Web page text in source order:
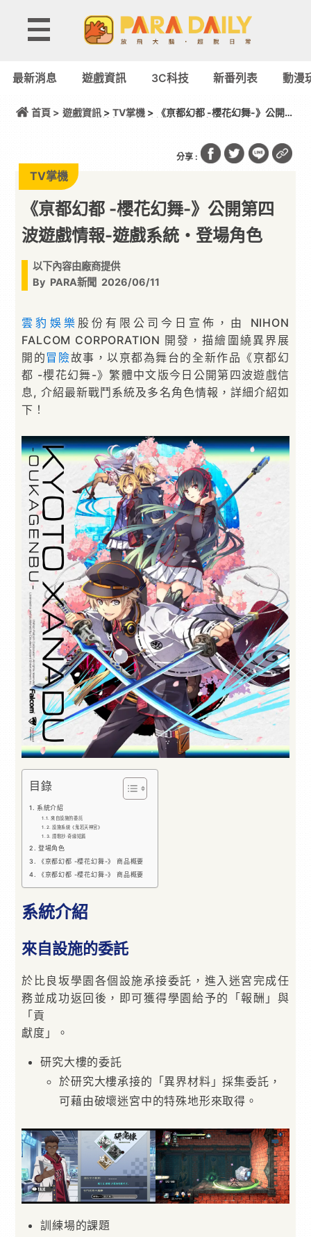
最新消息 遊戲資訊 3C科技 新番列表 動漫
首頁 > 遊戲資訊> TV掌機> 《亰都幻都 -櫻花幻舞-》公開第
分享 :
TV掌機
《亰都幻都 -櫻花幻舞-》公開第四
波遊戲情報-遊戲系統・登場角色
以下內容由廠商提供
By PARA新聞 2026/06/11
雲豹娛樂 股份有限公司今日宣佈，由 NIHON
FALCOM CORPORATION 開發，描繪圍繞異界展
開的冒險故事，以亰都為舞台的全新作品《亰都幻
都 -櫻花幻舞-》繁體中文版今日公開第四波遊戲信
息, 介紹最新戰鬥系統及多名角色情報，詳細介紹如
下！
目錄
系統介紹
來自設施的委託
設施系統《鬼若天神宮》
譚歌抄‧奇緣短篇
登場角色
《亰都幻都 -櫻花幻舞-》 商品概要
《亰都幻都 -櫻花幻舞-》 商品概要
系統介紹
來自設施的委託
於比良坂學園各個設施承接委託，進入迷宮完成任
務並成功返回後，即可獲得學園給予的「報酬」與
「貢
獻度」。
研究大樓的委託
於研究大樓承接的「異界材料」採集委託，
可藉由破壞迷宮中的特殊地形來取得。
訓練場的課題